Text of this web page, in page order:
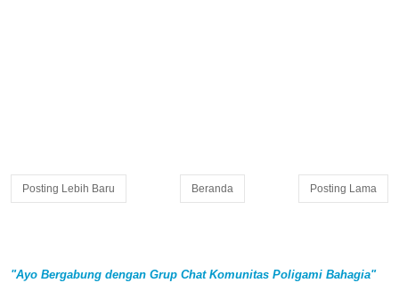
Posting Lebih Baru Posting Lama
Beranda
"Ayo Bergabung dengan Grup Chat Komunitas Poligami Bahagia"